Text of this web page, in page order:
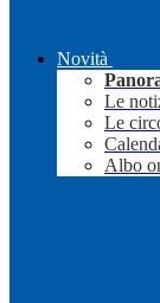
Novità
Le
Le
Albo